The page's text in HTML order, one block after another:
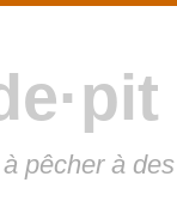
pêcher à